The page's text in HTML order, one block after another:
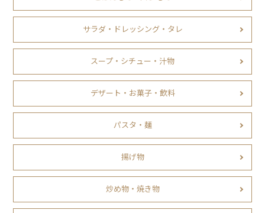
サラダ・ドレッシング・タレ
スープ・シチュー・汁物
デザート・お菓子・飲料
パスタ・麺
揚げ物
炒め物・焼き物